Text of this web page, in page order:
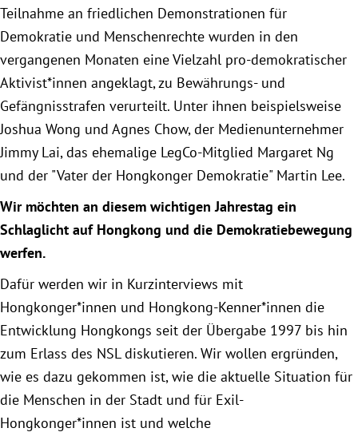
Kontakt
Presse
Termine
Twitter
YouTube
Facebook
Teilnahme an friedlichen Demonstrationen für
Demokratie und Menschenrechte wurden in den
vergangenen Monaten eine Vielzahl pro-demokratischer
Aktivist*innen angeklagt, zu Bewährungs- und
Gefängnisstrafen verurteilt. Unter ihnen beispielsweise
Joshua Wong und Agnes Chow, der Medienunternehmer
Jimmy Lai, das ehemalige LegCo-Mitglied Margaret Ng
und der "Vater der Hongkonger Demokratie" Martin Lee.
Wir möchten an diesem wichtigen Jahrestag ein
Schlaglicht auf Hongkong und die Demokratiebewegung
werfen.
Dafür werden wir in Kurzinterviews mit
Hongkonger*innen und Hongkong-Kenner*innen die
Entwicklung Hongkongs seit der Übergabe 1997 bis hin
zum Erlass des NSL diskutieren. Wir wollen ergründen,
wie es dazu gekommen ist, wie die aktuelle Situation für
die Menschen in der Stadt und für Exil-
Hongkonger*innen ist und welche